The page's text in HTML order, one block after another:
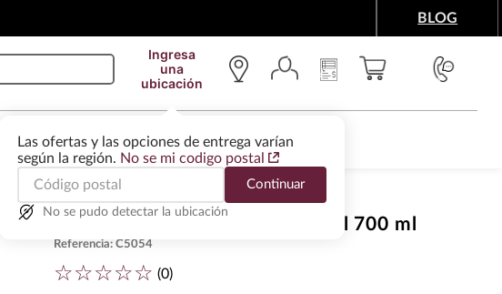
BLOG
Ingresa
una
ubicación
Las ofertas y las opciones de entrega varían
según la región. No se mi codigo postal
Continuar
No se pudo detectar la ubicación
OUTLET ALIMENTOS Y ACCESORIOS WINE SERVICES
Cognac Courvoisier Very Special 700 ml
Referencia: C5054
☆☆☆☆☆ (0)